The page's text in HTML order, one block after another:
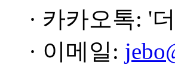
· 카카오톡: '
· 이메일: